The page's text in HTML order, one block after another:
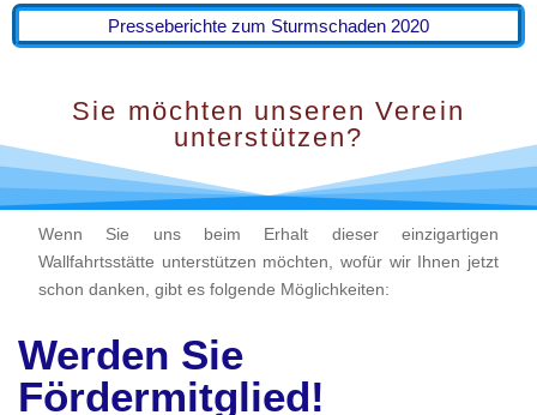
Presseberichte zum Sturmschaden 2020
Sie möchten unseren Verein
unterstützen?
Wenn Sie uns beim Erhalt dieser einzigartigen
Wallfahrtsstätte unterstützen möchten, wofür wir Ihnen jetzt
schon danken, gibt es folgende Möglichkeiten:
Werden Sie
Fördermitglied!